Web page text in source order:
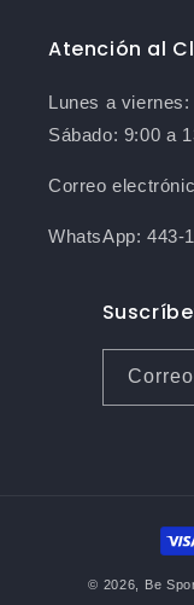
Atención al
Lunes a
Sábado: 9:00 a
Correo
WhatsApp: 443-
de
pago
© 2026, Be